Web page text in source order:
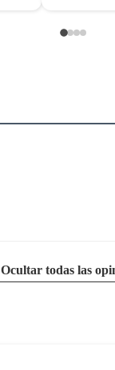
Ocultar todas las